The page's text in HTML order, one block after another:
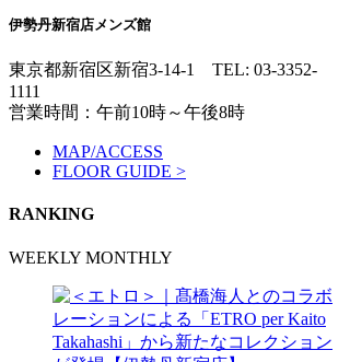
伊勢丹新宿店メンズ館
東京都新宿区新宿3-14-1 TEL: 03-3352-
1111
営業時間：午前10時～午後8時
MAP/ACCESS
FLOOR GUIDE >
RANKING
WEEKLY MONTHLY